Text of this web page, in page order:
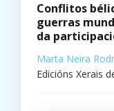
Conflitos
guerras
da
Marta Neira
Edicións Xerais